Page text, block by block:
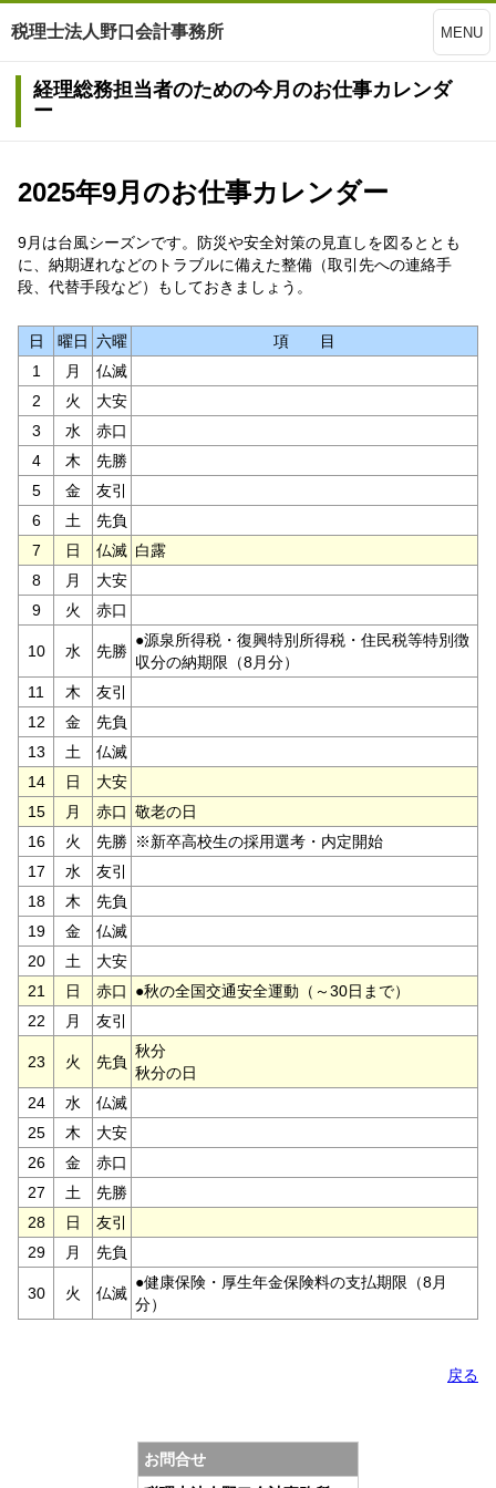
税理士法人野口会計事務所 MENU
経理総務担当者のための今月のお仕事カレンダ
ー
2025年9月のお仕事カレンダー
9月は台風シーズンです。防災や安全対策の見直しを図るととも
に、納期遅れなどのトラブルに備えた整備（取引先への連絡手
段、代替手段など）もしておきましょう。
日 曜日 六曜
項 目
1
月
仏滅
2
火
大安
3
水
赤口
4
木
先勝
5
金
友引
6
土
先負
7
日 仏滅 白露
8
月
大安
9
火 赤口
10 水 先勝
●源泉所得税・復興特別所得税・住民税等特別徴
収分の納期限（8月分）
11
木
友引
12
金
先負
13
土
仏滅
14
日
大安
15
月 赤口 敬老の日
16
火 先勝 ※新卒高校生の採用選考・内定開始
17
水
友引
18
木
先負
19
金
仏滅
20
土
大安
21
日 赤口
●秋の全国交通安全運動（～30日まで）
22
月 友引
23 火 先負
秋分
秋分の日
24
水
仏滅
25
木
大安
26
金
赤口
27
土
先勝
28
日
友引
29
月 先負
30 火 仏滅
●健康保険・厚生年金保険料の支払期限（8月
分）
戻る
お問合せ